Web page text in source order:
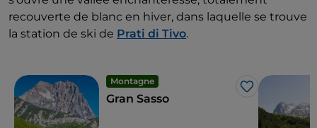
recouverte de blanc en hiver, dans laquelle se trouve
la station de ski de Prati di Tivo.
Montagne
J’aime
Gran Sasso